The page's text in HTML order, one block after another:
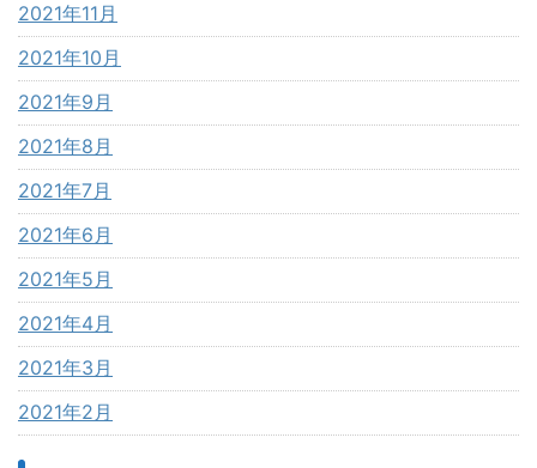
2021年11月
2021年10月
2021年9月
2021年8月
2021年7月
2021年6月
2021年5月
2021年4月
2021年3月
2021年2月